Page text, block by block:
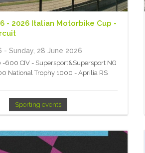
- 2026 Italian Motorbike Cup -
- Sunday, 28 June 2026
-600 CIV - Supersport&Supersport NG
National Trophy 1000 - Aprilia RS
Sporting events